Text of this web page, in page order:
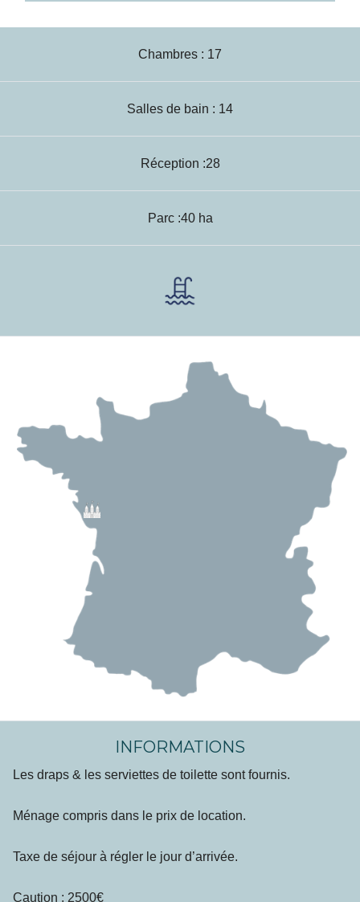
Chambres : 17
Salles de bain : 14
Réception :28
Parc :40 ha
INFORMATIONS
Les draps & les serviettes de toilette sont fournis.
Ménage compris dans le prix de location.
Taxe de séjour à régler le jour d’arrivée.
Caution : 2500€